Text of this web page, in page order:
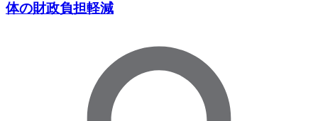
体の財政負担軽減